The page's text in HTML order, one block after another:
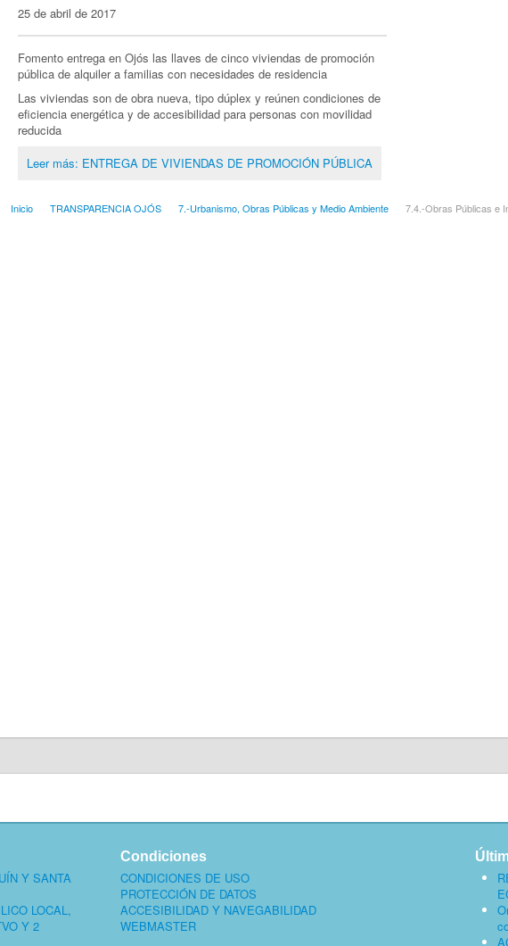
25 de abril de 2017
Fomento entrega en Ojós las llaves de cinco viviendas de promoción
pública de alquiler a familias con necesidades de residencia
Las viviendas son de obra nueva, tipo dúplex y reúnen condiciones de
eficiencia energética y de accesibilidad para personas con movilidad
reducida
Leer más: ENTREGA DE VIVIENDAS DE PROMOCIÓN PÚBLICA
Inicio TRANSPARENCIA OJÓS 7.-Urbanismo, Obras Públicas y Medio Ambiente 7.4.-Obras Públicas e
Y SANTA
LOCAL,
Y 2
Condiciones
CONDICIONES DE USO
PROTECCIÓN DE DATOS
ACCESIBILIDAD Y NAVEGABILIDAD
WEBMASTER